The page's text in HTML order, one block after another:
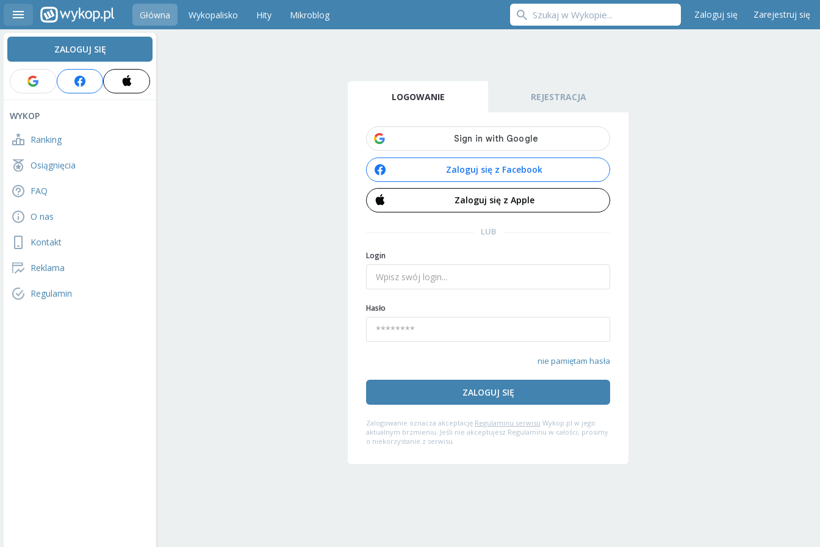
Główna Wykopalisko Hity Mikroblog Zaloguj się Zarejestruj się
ZALOGUJ SIĘ
WYKOP
Ranking
Osiągnięcia
FAQ
O nas
Kontakt
Reklama
Regulamin
LOGOWANIE REJESTRACJA
Zaloguj się z Facebook
Zaloguj się z Apple
LUB
Login
Hasło
nie pamiętam hasła
ZALOGUJ SIĘ
Zalogowanie oznacza akceptację Regulaminu serwisu Wykop.pl w jego
aktualnym brzmieniu. Jeśli nie akceptujesz Regulaminu w całości, prosimy
o niekorzystanie z serwisu.